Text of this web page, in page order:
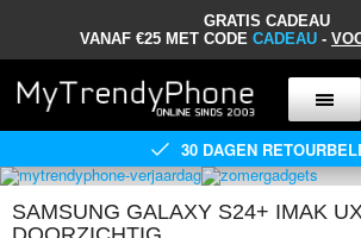
GRATIS CADEAU
VANAF €25 MET CODE CADEAU -
30 DAGEN
SAMSUNG GALAXY S24+ IMAK